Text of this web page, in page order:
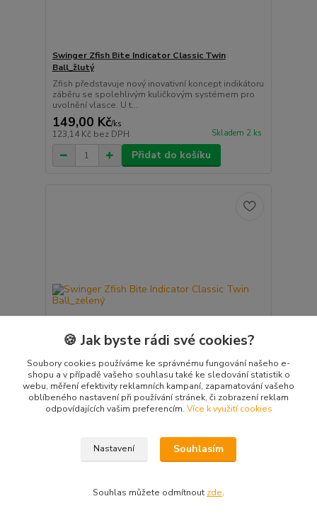
Swinger Zfish Bite Indicator Classic Twin
Ball_žlutý
Zfish představuje nový inovativní koncept indikátoru
záběru se spolehlivým kuličkovým systémem pro
uvolnění vlasce. U t...
149,00 Kč/ks
123,14 Kč bez DPH Skladem 2 ks
Přidat do košíku
Swinger Zfish Bite Indicator Classic Twin
Zfish představuje nový inovativní koncept indikátoru
záběru se spolehlivým kuličkovým systémem pro
uvolnění vlasce. U t...
bez DPH Skladem 4 ks
🍪 Jak byste rádi své cookies?
Soubory cookies používáme ke správnému fungování našeho e-
shopu a v případě vašeho souhlasu také ke sledování statistik o
webu, měření efektivity reklamních kampaní, zapamatování vašeho
oblíbeného nastavení při používání stránek, či zobrazení reklam
odpovídajících vašim preferencím. Více k využití cookies
Nastavení Souhlasím
Souhlas můžete odmítnout zde.